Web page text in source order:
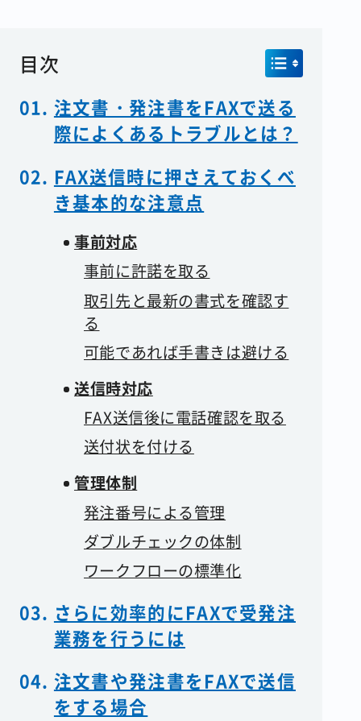
目次
注文書・発注書をFAXで送る
際によくあるトラブルとは？
FAX送信時に押さえておくべ
き基本的な注意点
事前対応
事前に許諾を取る
取引先と最新の書式を確認す
る
可能であれば手書きは避ける
送信時対応
FAX送信後に電話確認を取る
送付状を付ける
管理体制
発注番号による管理
ダブルチェックの体制
ワークフローの標準化
さらに効率的にFAXで受発注
業務を行うには
注文書や発注書をFAXで送信
をする場合